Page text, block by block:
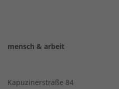
mensch & arbeit
Kapuzinerstraße 84